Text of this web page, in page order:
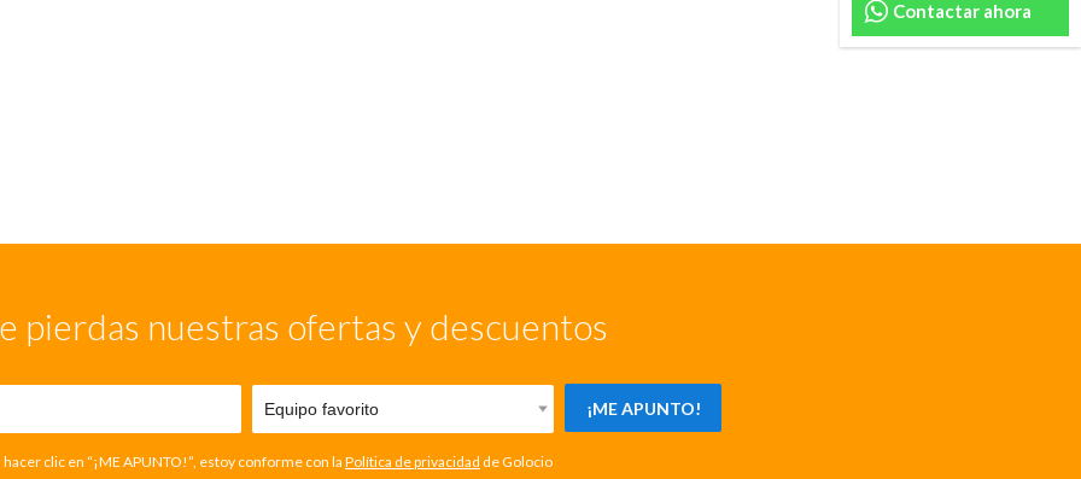
Contactar ahora
pierdas nuestras ofertas y descuentos
¡ME APUNTO!
hacer clic en “¡ME APUNTO!”, estoy conforme con la Política de privacidad de Golocio